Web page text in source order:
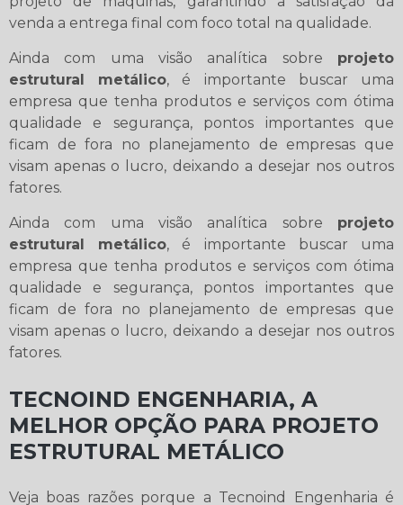
venda a entrega final com foco total na qualidade.
Ainda com uma visão analítica sobre projeto
estrutural metálico, é importante buscar uma
empresa que tenha produtos e serviços com ótima
qualidade e segurança, pontos importantes que
ficam de fora no planejamento de empresas que
visam apenas o lucro, deixando a desejar nos outros
fatores.
Ainda com uma visão analítica sobre projeto
estrutural metálico, é importante buscar uma
empresa que tenha produtos e serviços com ótima
qualidade e segurança, pontos importantes que
ficam de fora no planejamento de empresas que
visam apenas o lucro, deixando a desejar nos outros
fatores.
TECNOIND ENGENHARIA, A
MELHOR OPÇÃO PARA PROJETO
ESTRUTURAL METÁLICO
Veja boas razões porque a Tecnoind Engenharia é